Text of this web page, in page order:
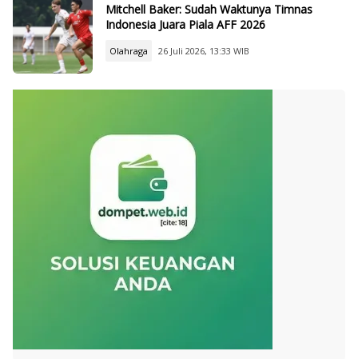
Mitchell Baker: Sudah Waktunya Timnas
Indonesia Juara Piala AFF 2026
Olahraga 26 Juli 2026, 13:33 WIB